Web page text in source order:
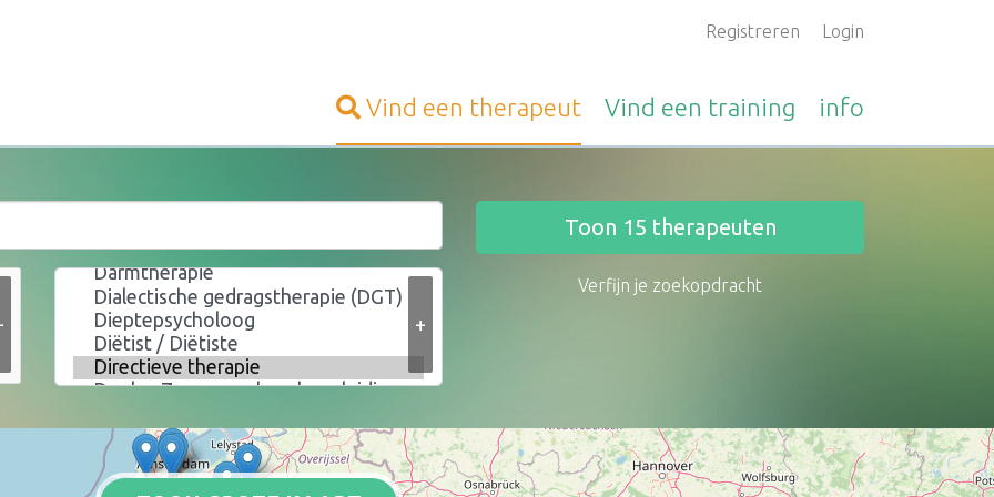
Registreren Login
Vind een therapeut Vind een training info
+
Toon 15 therapeuten
Verfijn je zoekopdracht